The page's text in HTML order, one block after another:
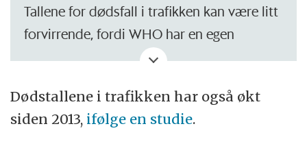
Tallene for dødsfall i trafikken kan være litt
forvirrende, fordi WHO har en egen
metodikk som forsøker å sammenligne
Rune Elvik ved Transportøkonomisk
Dødstallene i trafikken har også økt
siden 2013, ifølge en studie.